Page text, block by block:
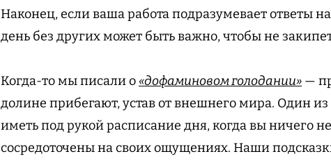
Наконец, если ваша работа подразумевает ответы
день без других может быть важно, чтобы не
Когда-то мы писали о «дофаминовом голодании» —
долине прибегают, устав от внешнего мира. Один
иметь под рукой расписание дня, когда вы ничего
сосредоточены на своих ощущениях. Наши